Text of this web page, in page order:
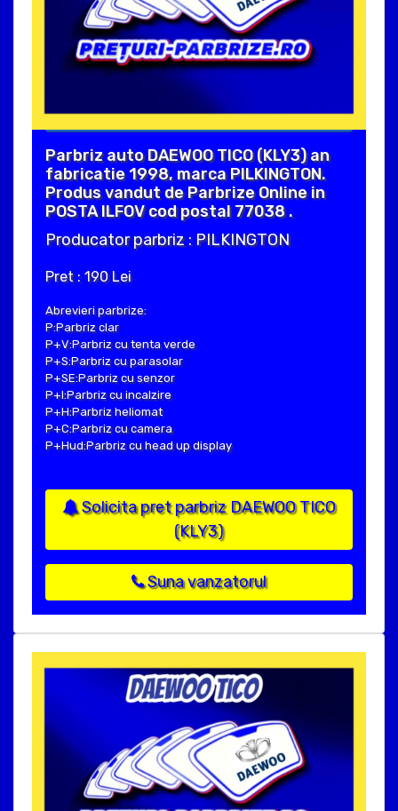
Parbriz auto DAEWOO TICO (KLY3) an
fabricatie 1998, marca PILKINGTON.
Produs vandut de Parbrize Online in
POSTA ILFOV cod postal 77038 .
Producator parbriz : PILKINGTON
Pret : 190 Lei
Abrevieri parbrize:
P:Parbriz clar
P+V:Parbriz cu tenta verde
P+S:Parbriz cu parasolar
P+SE:Parbriz cu senzor
P+I:Parbriz cu incalzire
P+H:Parbriz heliomat
P+C:Parbriz cu camera
P+Hud:Parbriz cu head up display
Solicita pret parbriz DAEWOO TICO
(KLY3)
Suna vanzatorul